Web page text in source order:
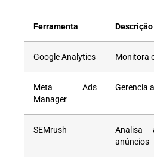
Ferramenta Descrição
Google Analytics Monitora
Meta Ads
Manager
Gerencia
SEMrush
Analisa
anúncios